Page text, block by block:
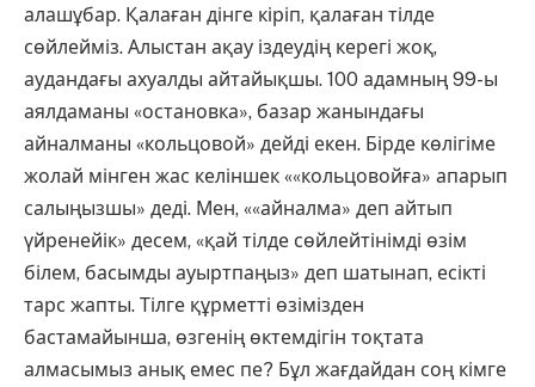
алашұбар. Қалаған дінге кіріп, қалаған тілде
сөйлейміз. Алыстан ақау іздеудің керегі жоқ,
аудандағы ахуалды айтайықшы. 100 адамның 99-ы
аялдаманы «остановка», базар жанындағы
айналманы «кольцовой» дейді екен. Бірде көлігіме
жолай мінген жас келіншек ««кольцовойға» апарып
салыңызшы» деді. Мен, ««айналма» деп айтып
үйренейік» десем, «қай тілде сөйлейтінімді өзім
білем, басымды ауыртпаңыз» деп шатынап, есікті
тарс жапты. Тілге құрметті өзімізден
бастамайынша, өзгенің өктемдігін тоқтата
алмасымыз анық емес пе? Бұл жағдайдан соң кімге